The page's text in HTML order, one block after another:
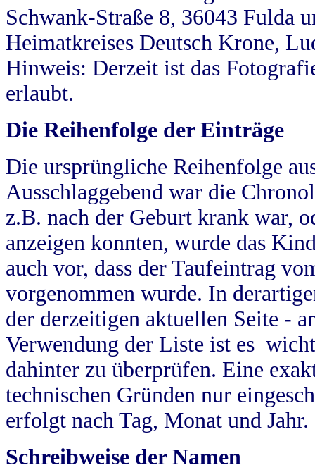
Schwank-Straße 8, 36043 Fulda
Heimatkreises Deutsch Krone,
Hinweis: Derzeit ist das
erlaubt.
Die Reihenfolge der Einträge
Die ursprüngliche Reihenfolge
Ausschlaggebend war die
z.B. nach der Geburt krank war,
anzeigen konnten, wurde das
auch vor, dass der Taufeintrag
vorgenommen wurde. In
der derzeitigen aktuellen Seite -
Verwendung der Liste ist es
dahinter zu überprüfen. Eine
technischen Gründen nur
erfolgt nach Tag, Monat und Jahr.
Schreibweise der Namen